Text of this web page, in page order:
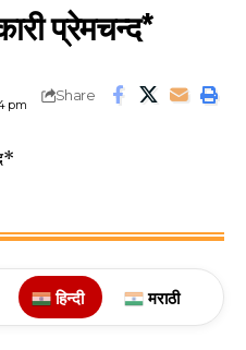
प्रेमचन्द*
pm
Share
हिन्दी मराठी